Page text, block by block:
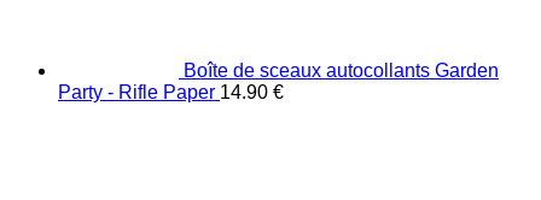
Boîte de sceaux autocollants Garden
Party - Rifle Paper 14.90 €